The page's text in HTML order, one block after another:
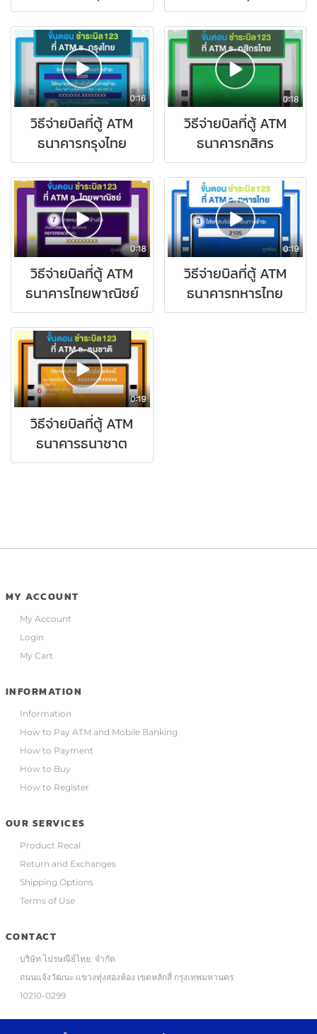
วิธีจ่ายบิลที่ตู้ ATM
ธนาคารกรุงไทย
วิธีจ่ายบิลที่ตู้ ATM
ธนาคารกสิกร
วิธีจ่ายบิลที่ตู้ ATM
ธนาคารไทยพาณิชย์
วิธีจ่ายบิลที่ตู้ ATM
ธนาคารทหารไทย
วิธีจ่ายบิลที่ตู้ ATM
ธนาคารธนาชาต
MY ACCOUNT
My Account
Login
My Cart
INFORMATION
Information
How to Pay ATM and Mobile Banking
How to Payment
How to Buy
How to Register
OUR SERVICES
Product Recal
Return and Exchanges
Shipping Options
Terms of Use
CONTACT
บริษัท ไปรษณีย์ไทย. จำกัด
ถนนแจ้งวัฒนะ แขวงทุ่งสองห้อง เขตหลักสี่ กรุงเทพมหานคร
10210-0299